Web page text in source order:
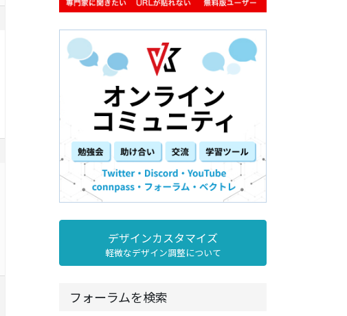
デザインカスタマイズ
軽微なデザイン調整について
フォーラムを検索